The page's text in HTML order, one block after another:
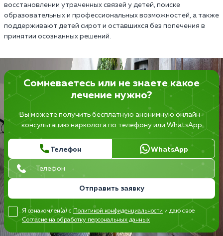
восстановлении утраченных связей у детей, поиске
образовательных и профессиональных возможностей, а также
поддерживают детей сирот и оставшихся без попечения в
принятии осознанных решений.
Сомневаетесь или не знаете какое
лечение нужно?
Вы можете получить бесплатную анонимную онлайн-
консультацию нарколога по телефону или WhatsApp
Телефон WhatsApp
Отправить заявку
Я ознакомлен(а) с Политикой конфиденциальности и даю свое
Согласие на обработку персональных данных